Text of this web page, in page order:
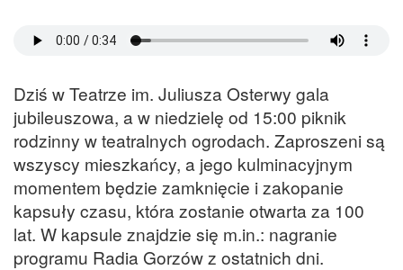
Dziś w Teatrze im. Juliusza Osterwy gala
jubileuszowa, a w niedzielę od 15:00 piknik
rodzinny w teatralnych ogrodach. Zaproszeni są
wszyscy mieszkańcy, a jego kulminacyjnym
momentem będzie zamknięcie i zakopanie
kapsuły czasu, która zostanie otwarta za 100
lat. W kapsule znajdzie się m.in.: nagranie
programu Radia Gorzów z ostatnich dni.